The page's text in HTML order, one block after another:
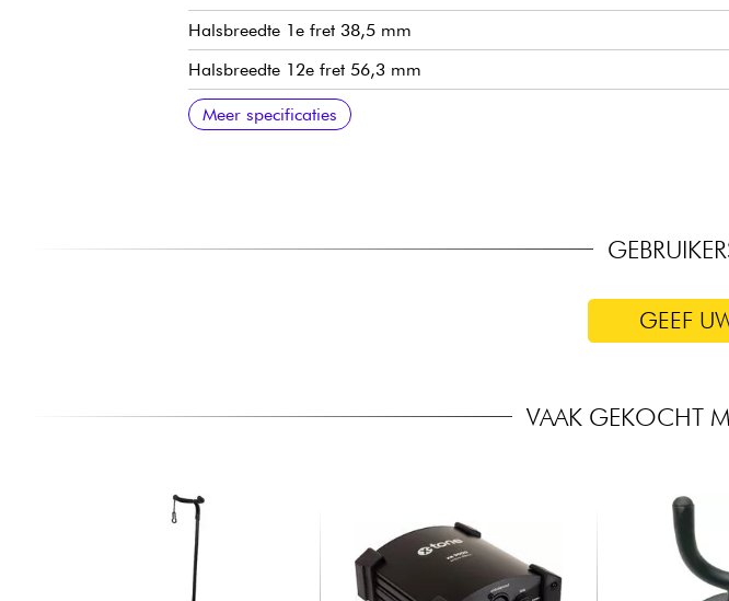
Halsbreedte 1e fret 38,5 mm
Halsbreedte 12e fret 56,3 mm
Halsbreedte 24e fret 65,7 mm
Halsdikte 1e fret 20,8 mm
Halsdikte 12e fret 24,6 mm
Sadowsky passieve zeepbar pickups
Actieve Sadowsky 2-weg elektronica (bass & treble boost) met Vintage
Volume / Balans / Vintage Tone Control (push/pull voor preamp
Sadowsky Quick String Release brug
Sadowsky Light stemmechanieken
Verkocht met Sadowsky gigbag
Meer specificaties
GEEF
VAAK GEKOCHT